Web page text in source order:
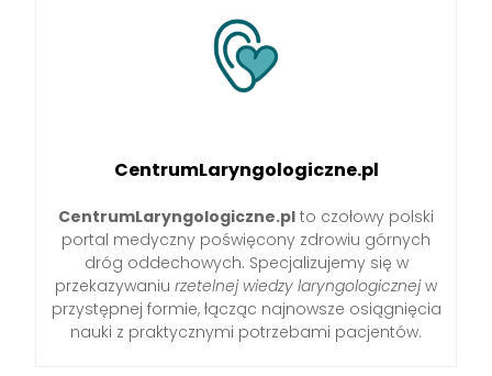
CentrumLaryngologiczne.pl
CentrumLaryngologiczne.pl to czołowy polski
portal medyczny poświęcony zdrowiu górnych
dróg oddechowych. Specjalizujemy się w
przekazywaniu rzetelnej wiedzy laryngologicznejw
przystępnej formie, łącząc najnowsze osiągnięcia
nauki z praktycznymi potrzebami pacjentów.